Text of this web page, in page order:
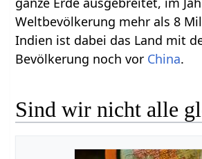
Weltbevölkerung mehr als 8
Indien ist dabei das Land mit
Bevölkerung noch vor China.
Sind wir nicht alle